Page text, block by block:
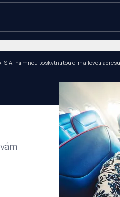
na mnou poskytnutou e-mailovou adresu.